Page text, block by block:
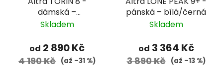
dámská –
bílá/růžová/oranžová
Skladem
od 2 890 Kč
4 190 Kč (až –31 %)
pánská – bílá/černá
Skladem
od 3 364 Kč
3 890 Kč (až –13 %)